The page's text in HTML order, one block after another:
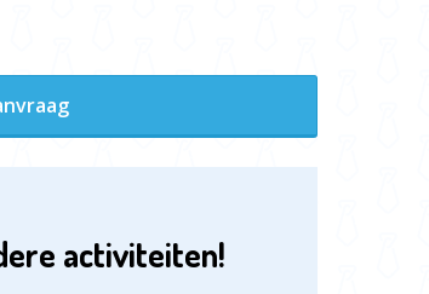
activiteiten!